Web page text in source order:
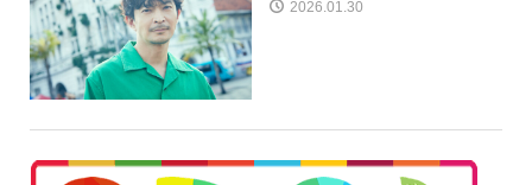
2026.01.30